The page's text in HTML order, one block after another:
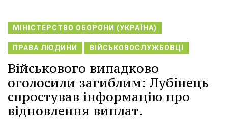
МІНІСТЕРСТВО ОБОРОНИ (УКРАЇНА)
ПРАВА ЛЮДИНИ ВІЙСЬКОВОСЛУЖБОВЦІ
Військового випадково
оголосили загиблим: Лубінець
спростував інформацію про
відновлення виплат.